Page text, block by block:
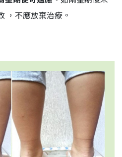
，不應放棄治療。